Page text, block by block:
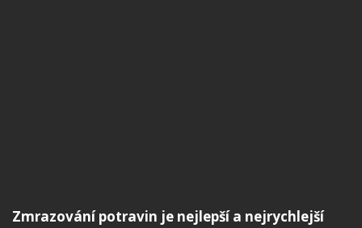
Zmrazování potravin je nejlepší a nejrychlejší